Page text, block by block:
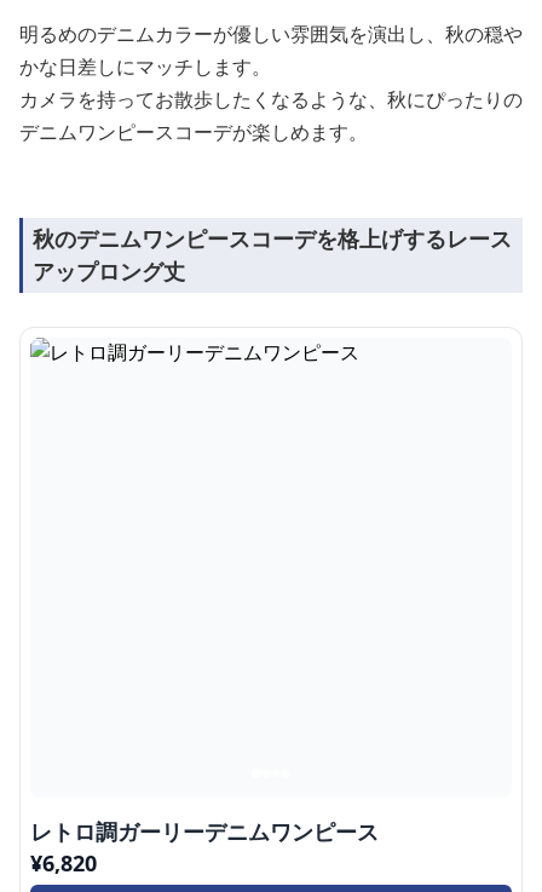
明るめのデニムカラーが優しい雰囲気を演出し、秋の穏や
かな日差しにマッチします。
カメラを持ってお散歩したくなるような、秋にぴったりの
デニムワンピースコーデが楽しめます。
秋のデニムワンピースコーデを格上げするレース
アップロング丈
レトロ調ガーリーデニムワンピース
¥6,820